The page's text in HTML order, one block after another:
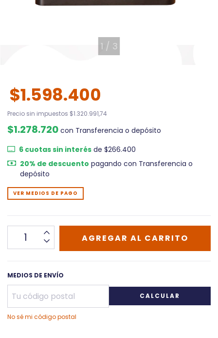
1 / 3
$1.598.400
Precio sin impuestos $1.320.991,74
$1.278.720 con Transferencia o depósito
6cuotas sin interésde $266.400
20% de descuento pagando con Transferencia o
depósito
VER MEDIOS DE PAGO
MEDIOS DE ENVÍO
CALCULAR
No sé mi código postal